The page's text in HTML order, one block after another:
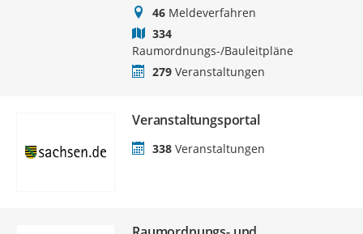
46 Meldeverfahren
334
Raumordnungs-/Bauleitpläne
279 Veranstaltungen
Veranstaltungsportal
338 Veranstaltungen